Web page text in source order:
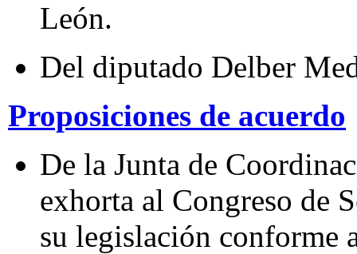
León.
Del diputado Delber
Proposiciones de acuerdo
De la Junta de
exhorta al Congreso de
su legislación conforme